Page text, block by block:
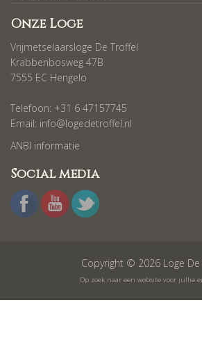
Onze Loge
Vrijmetselaarsloge De Troffel
Krabbenbosweg 47B
7555 EC Hengelo
Telefoon: +31 6 47157745
Email: info@logedetroffel.nl
ANBI informatie
Social media
Copyright © 2026 Loge De
Op zoek naar een website voor jullie